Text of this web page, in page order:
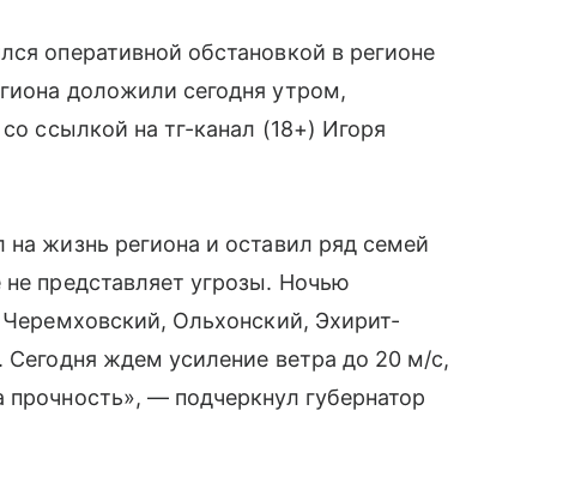
оперативной обстановкой в регионе
доложили сегодня утром,
ссылкой на тг-канал (18+) Игоря
жизнь региона и оставил ряд семей
представляет угрозы. Ночью
Ольхонский, Эхирит-
Сегодня ждем усиление ветра до 20 м/с,
— подчеркнул губернатор